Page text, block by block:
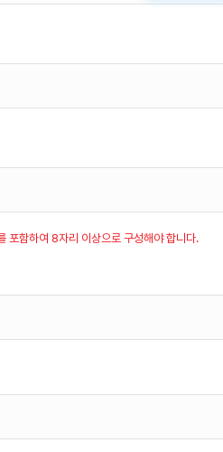
포함하여 8자리 이상으로 구성해야 합니다.